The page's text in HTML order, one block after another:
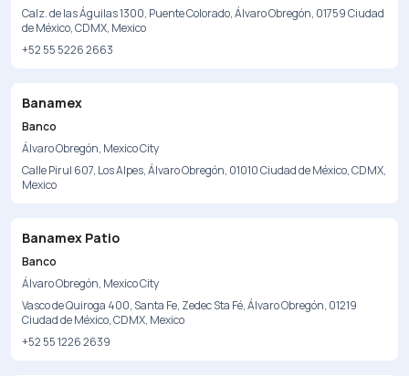
Calz. de las Águilas 1300, Puente Colorado, Álvaro Obregón, 01759 Ciudad
de México, CDMX, Mexico
+52 55 5226 2663
Banamex
Banco
Álvaro Obregón, Mexico City
Calle Pirul 607, Los Alpes, Álvaro Obregón, 01010 Ciudad de México, CDMX,
Mexico
Banamex Patio
Banco
Álvaro Obregón, Mexico City
Vasco de Quiroga 400, Santa Fe, Zedec Sta Fé, Álvaro Obregón, 01219
Ciudad de México, CDMX, Mexico
+52 55 1226 2639